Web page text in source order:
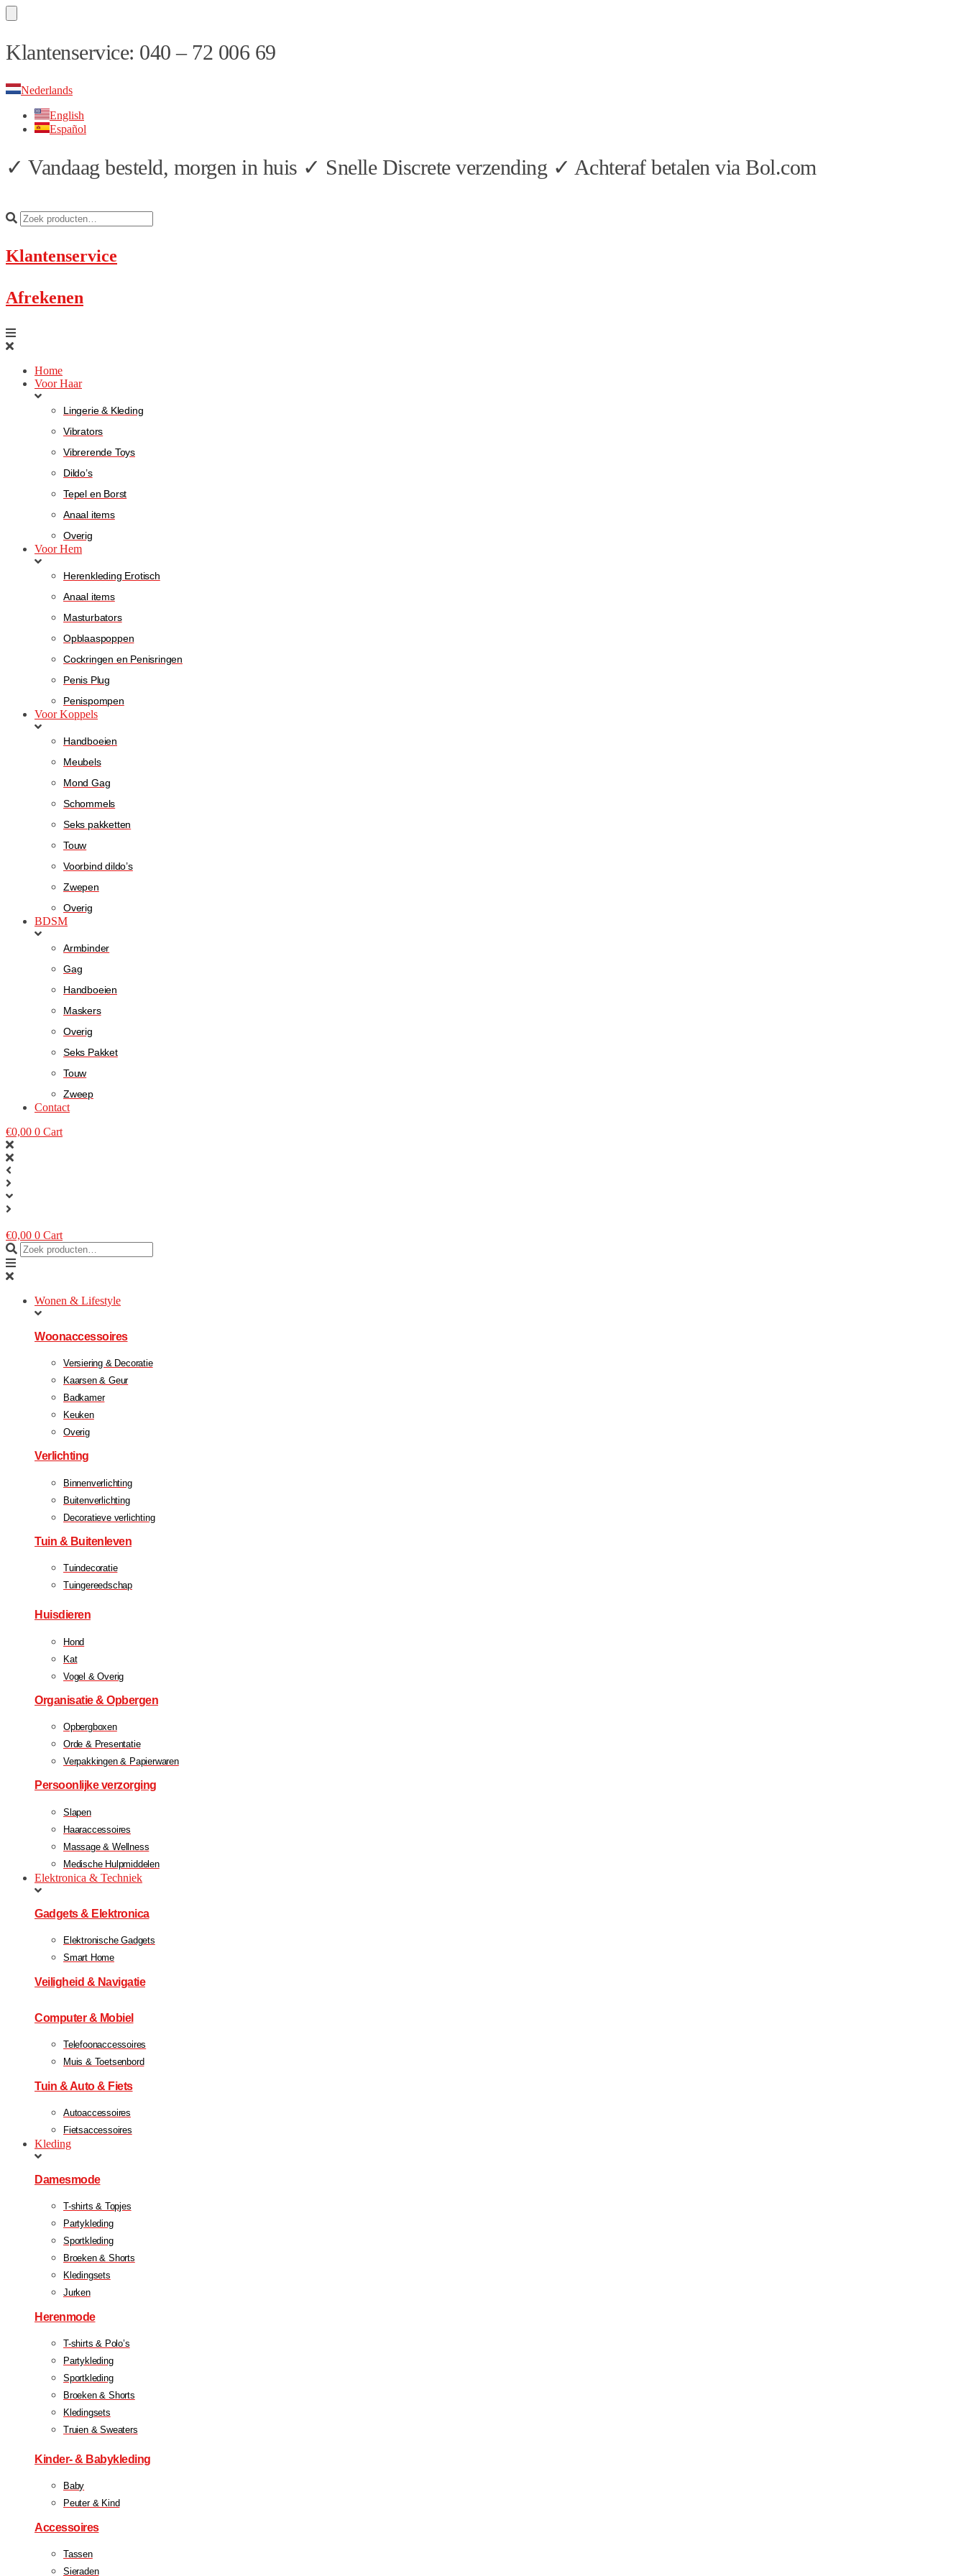
Skip
to
Skip
to
Klantenservice: 040 – 72 006 69
Nederlands
English
Español
✓ Vandaag besteld, morgen in huis ✓ Snelle Discrete verzending ✓ Achteraf betalen via Bol.com
Klantenservice
Afrekenen
Home
Voor Haar
Lingerie & Kleding
Vibrators
Vibrerende Toys
Dildo’s
Tepel en Borst
Anaal items
Overig
Voor Hem
Herenkleding Erotisch
Anaal items
Masturbators
Opblaaspoppen
Cockringen en Penisringen
Penis Plug
Penispompen
Voor Koppels
Handboeien
Meubels
Mond Gag
Schommels
Seks pakketten
Touw
Voorbind dildo’s
Zwepen
Overig
BDSM
Armbinder
Gag
Handboeien
Maskers
Overig
Seks Pakket
Touw
Zweep
Contact
€0,00 0 Cart
€0,00 0 Cart
Wonen & Lifestyle
Woonaccessoires
Versiering & Decoratie
Kaarsen & Geur
Badkamer
Keuken
Overig
Verlichting
Binnenverlichting
Buitenverlichting
Decoratieve verlichting
Tuin & Buitenleven
Tuindecoratie
Tuingereedschap
Huisdieren
Hond
Kat
Vogel & Overig
Organisatie & Opbergen
Opbergboxen
Orde & Presentatie
Verpakkingen & Papierwaren
Persoonlijke verzorging
Slapen
Haaraccessoires
Massage & Wellness
Medische Hulpmiddelen
Elektronica & Techniek
Gadgets & Elektronica
Elektronische Gadgets
Smart Home
Veiligheid & Navigatie
Computer & Mobiel
Telefoonaccessoires
Muis & Toetsenbord
Tuin & Auto & Fiets
Autoaccessoires
Fietsaccessoires
Kleding
Damesmode
T-shirts & Topjes
Partykleding
Sportkleding
Broeken & Shorts
Kledingsets
Jurken
Herenmode
T-shirts & Polo’s
Partykleding
Sportkleding
Broeken & Shorts
Kledingsets
Truien & Sweaters
Kinder- & Babykleding
Baby
Peuter & Kind
Accessoires
Tassen
Sieraden